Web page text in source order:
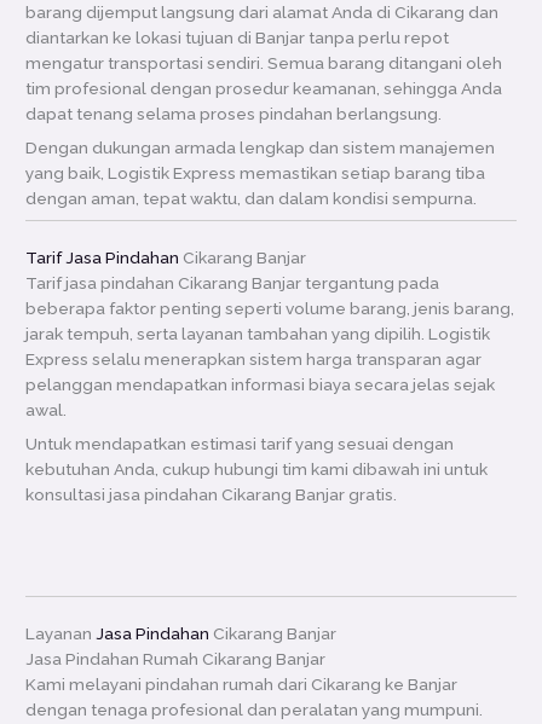
barang dijemput langsung dari alamat Anda di Cikarang dan
diantarkan ke lokasi tujuan di Banjar tanpa perlu repot
mengatur transportasi sendiri. Semua barang ditangani oleh
tim profesional dengan prosedur keamanan, sehingga Anda
dapat tenang selama proses pindahan berlangsung.
Dengan dukungan armada lengkap dan sistem manajemen
yang baik, Logistik Express memastikan setiap barang tiba
dengan aman, tepat waktu, dan dalam kondisi sempurna.
Tarif Jasa Pindahan Cikarang Banjar
Tarif jasa pindahan Cikarang Banjar tergantung pada
beberapa faktor penting seperti volume barang, jenis barang,
jarak tempuh, serta layanan tambahan yang dipilih. Logistik
Express selalu menerapkan sistem harga transparan agar
pelanggan mendapatkan informasi biaya secara jelas sejak
awal.
Untuk mendapatkan estimasi tarif yang sesuai dengan
kebutuhan Anda, cukup hubungi tim kami dibawah ini untuk
konsultasi jasa pindahan Cikarang Banjar gratis.
LayananJasa Pindahan Cikarang Banjar
Jasa Pindahan Rumah Cikarang Banjar
Kami melayani pindahan rumah dari Cikarang ke Banjar
dengan tenaga profesional dan peralatan yang mumpuni.